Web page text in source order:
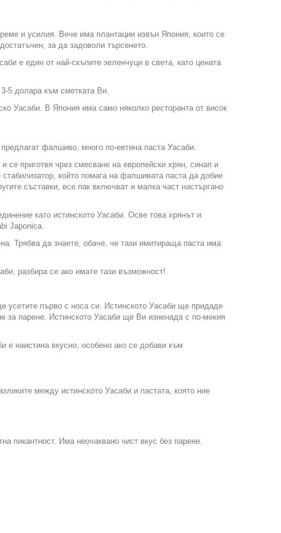
и усилия. Вече има плантации извън Япония, които се
за да задоволи търсенето.
е един от най-скъпите зеленчуци в света, като цената
5 долара към сметката Ви.
Уасаби. В Япония има само няколко ресторанта от висок
фалшиво, много по-евтина паста Уасаби.
се приготвя чрез смесване на европейски хрян, синап и
който помага на фалшивата паста да добие
съставки, все пак включват и малка част настъргано
като истинското Уасаби. Осве това хрянът и
Japonica.
Трябва да знаете, обаче, че тази имитираща паста има
разбира се ако имате тази възможност!
усетите първо с носа си. Истинското Уасаби ще придаде
за парене. Истинското Уасаби ще Ви изненада с по-мекия
е наистина вкусно, особено ако се добави към
между истинското Уасаби и пастата, която ние
пикантност. Има неочаквано чист вкус без парене.